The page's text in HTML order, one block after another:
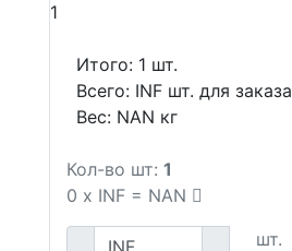
1
Итого: 1 шт.
Всего: INF шт. для заказа
Вес: NAN кг
Кол-во шт: 1
0 x INF = NAN
шт.